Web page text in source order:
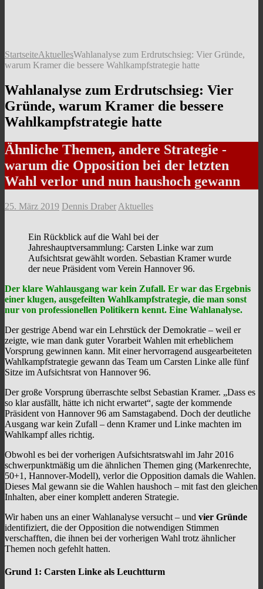
StartseiteAktuellesWahlanalyse zum Erdrutschsieg: Vier Gründe,
warum Kramer die bessere Wahlkampfstrategie hatte
Wahlanalyse zum Erdrutschsieg: Vier
Gründe, warum Kramer die bessere
Wahlkampfstrategie hatte
Ähnliche Themen, andere Strategie -
warum die Opposition bei der letzten
Wahl verlor und nun haushoch gewann
25. März 2019 Dennis Draber Aktuelles
Ein Rückblick auf die Wahl bei der
Jahreshauptversammlung: Carsten Linke war zum
Aufsichtsrat gewählt worden. Sebastian Kramer wurde
der neue Präsident vom Verein Hannover 96.
Der klare Wahlausgang war kein Zufall. Er war das Ergebnis
einer klugen, ausgefeilten Wahlkampfstrategie, die man sonst
nur von professionellen Politikern kennt. Eine Wahlanalyse.
Der gestrige Abend war ein Lehrstück der Demokratie – weil er
zeigte, wie man dank guter Vorarbeit Wahlen mit erheblichem
Vorsprung gewinnen kann. Mit einer hervorragend ausgearbeiteten
Wahlkampfstrategie gewann das Team um Carsten Linke alle fünf
Sitze im Aufsichtsrat von Hannover 96.
Der große Vorsprung überraschte selbst Sebastian Kramer. „Dass es
so klar ausfällt, hätte ich nicht erwartet“, sagte der kommende
Präsident von Hannover 96 am Samstagabend. Doch der deutliche
Ausgang war kein Zufall – denn Kramer und Linke machten im
Wahlkampf alles richtig.
Obwohl es bei der vorherigen Aufsichtsratswahl im Jahr 2016
schwerpunktmäßig um die ähnlichen Themen ging (Markenrechte,
50+1, Hannover-Modell), verlor die Opposition damals die Wahlen.
Dieses Mal gewann sie die Wahlen haushoch – mit fast den gleichen
Inhalten, aber einer komplett anderen Strategie.
Wir haben uns an einer Wahlanalyse versucht – und vier Gründe
identifiziert, die der Opposition die notwendigen Stimmen
verschafften, die ihnen bei der vorherigen Wahl trotz ähnlicher
Themen noch gefehlt hatten.
Grund 1: Carsten Linke als Leuchtturm